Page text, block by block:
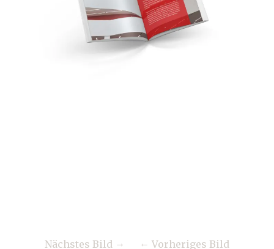
Nächstes Bild Vorheriges Bild